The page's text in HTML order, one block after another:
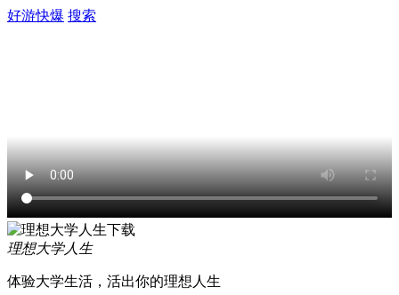
好游快爆 搜索
理想大学人生
体验大学生活，活出你的理想人生